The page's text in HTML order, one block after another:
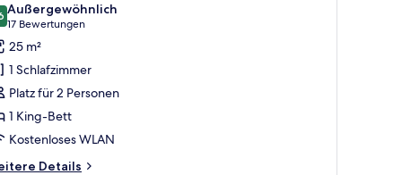
von 10
Außergewöhnlich
17 Bewertungen
(17
Bewertungen)
25 m²
1 Schlafzimmer
Platz für 2 Personen
1 King-Bett
Kostenloses WLAN
Details